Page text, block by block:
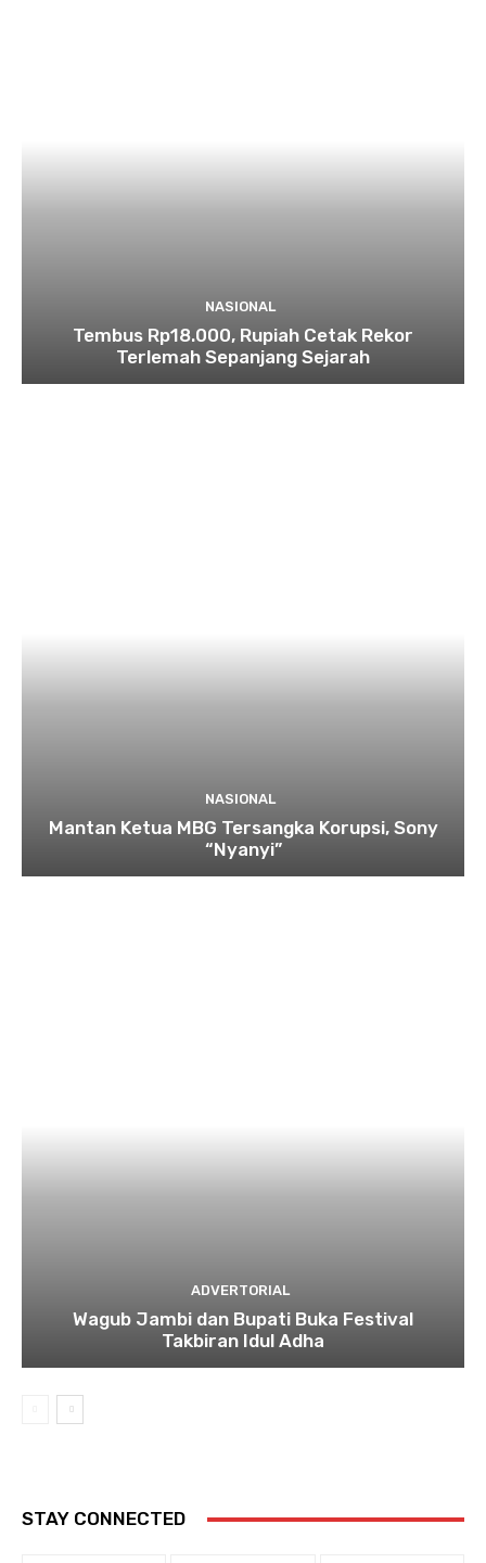
NASIONAL
Tembus Rp18.000, Rupiah Cetak Rekor
Terlemah Sepanjang Sejarah
NASIONAL
Mantan Ketua MBG Tersangka Korupsi, Sony
“Nyanyi”
ADVERTORIAL
Wagub Jambi dan Bupati Buka Festival
Takbiran Idul Adha
STAY CONNECTED